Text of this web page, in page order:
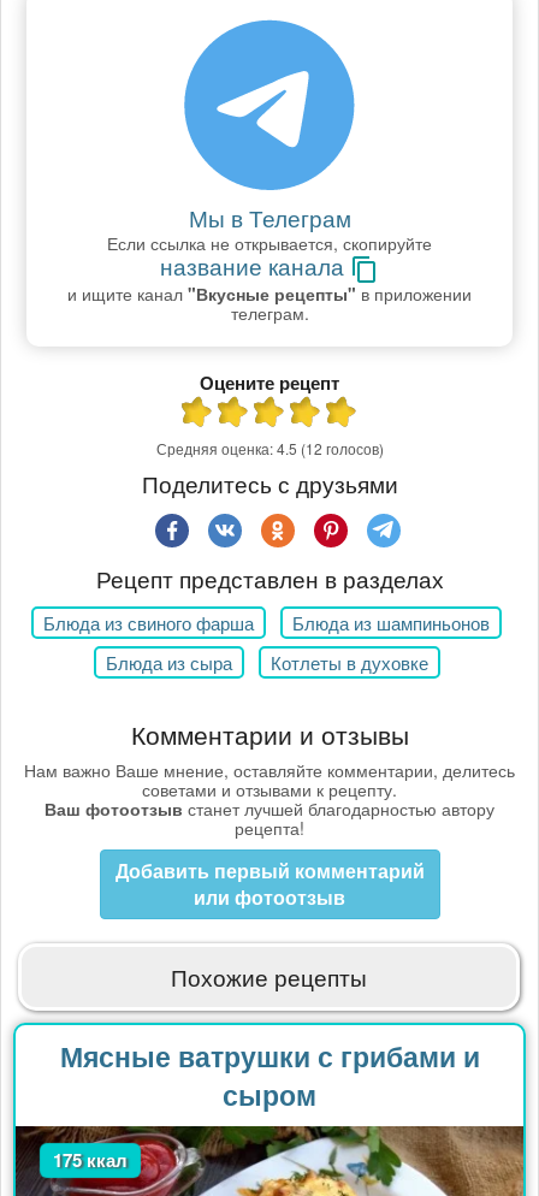
Мы в Телеграм
Если ссылка не открывается, скопируйте
название канала
и ищите канал "Вкусные рецепты" в приложении
телеграм.
Оцените рецепт
Средняя оценка:4.5 (12 голосов)
Поделитесь с друзьями
Рецепт представлен в разделах
Блюда из свиного фарша
Блюда из шампиньонов
Блюда из сыра
Котлеты в духовке
Комментарии и отзывы
Нам важно Ваше мнение, оставляйте комментарии, делитесь
советами и отзывами к рецепту.
Ваш фотоотзыв станет лучшей благодарностью автору
рецепта!
Добавить первый комментарий
или фотоотзыв
Похожие рецепты
Мясные ватрушки с грибами и
сыром
175 ккал